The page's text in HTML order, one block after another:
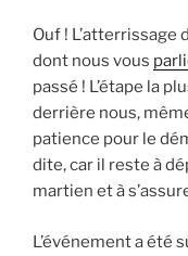
Ouf ! L’atterrissage
dont nous vous
passé ! L’étape la
derrière nous,
patience pour le
dite, car il reste à
martien et à
L’événement a été